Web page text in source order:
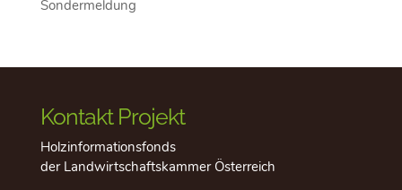
Sondermeldung
Kontakt Projekt
Holzinformationsfonds
der Landwirtschaftskammer Österreich